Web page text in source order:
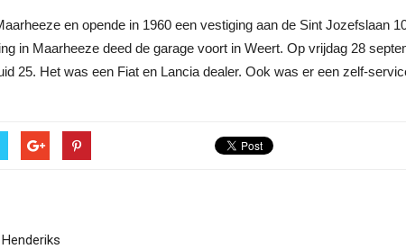
en opende in 1960 een vestiging aan de Sint Jozefslaan
in Maarheeze deed de garage voort in Weert. Op vrijdag 28
25. Het was een Fiat en Lancia dealer. Ook was er een zelf-